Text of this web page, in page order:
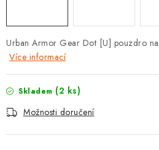
VRÁCENÍ ZBOŽÍ A REKLAMACE
Jak nakupovat
Obchodní podmínky
Urban Armor Gear Dot [U] pouzdro
Více informací
Skladem (2 ks)
Možnosti doručení